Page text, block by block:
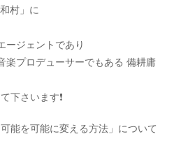
村」に
ージェントであり
楽プロデューサーでもある 備耕庸
下さいます❗️
能を可能に変える方法」について